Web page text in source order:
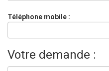
Téléphone mobile :
Votre demande :